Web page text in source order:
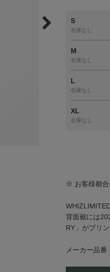
S
在庫なし
M
在庫なし
L
在庫なし
XL
在庫なし
※ お客様都合
背面裾には
RY」がプリ
メーカー品